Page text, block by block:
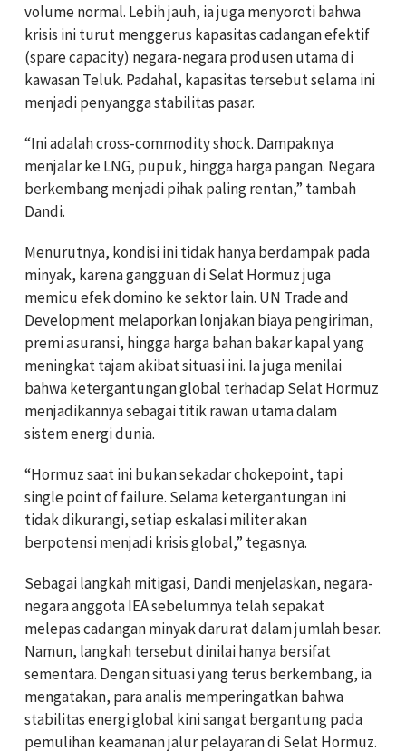
volume normal. Lebih jauh, ia juga menyoroti bahwa
krisis ini turut menggerus kapasitas cadangan efektif
(spare capacity) negara-negara produsen utama di
kawasan Teluk. Padahal, kapasitas tersebut selama ini
menjadi penyangga stabilitas pasar.
“Ini adalah cross-commodity shock. Dampaknya
menjalar ke LNG, pupuk, hingga harga pangan. Negara
berkembang menjadi pihak paling rentan,” tambah
Dandi.
Menurutnya, kondisi ini tidak hanya berdampak pada
minyak, karena gangguan di Selat Hormuz juga
memicu efek domino ke sektor lain. UN Trade and
Development melaporkan lonjakan biaya pengiriman,
premi asuransi, hingga harga bahan bakar kapal yang
meningkat tajam akibat situasi ini. Ia juga menilai
bahwa ketergantungan global terhadap Selat Hormuz
menjadikannya sebagai titik rawan utama dalam
sistem energi dunia.
“Hormuz saat ini bukan sekadar chokepoint, tapi
single point of failure. Selama ketergantungan ini
tidak dikurangi, setiap eskalasi militer akan
berpotensi menjadi krisis global,” tegasnya.
Sebagai langkah mitigasi, Dandi menjelaskan, negara-
negara anggota IEA sebelumnya telah sepakat
melepas cadangan minyak darurat dalam jumlah besar.
Namun, langkah tersebut dinilai hanya bersifat
sementara. Dengan situasi yang terus berkembang, ia
mengatakan, para analis memperingatkan bahwa
stabilitas energi global kini sangat bergantung pada
pemulihan keamanan jalur pelayaran di Selat Hormuz.